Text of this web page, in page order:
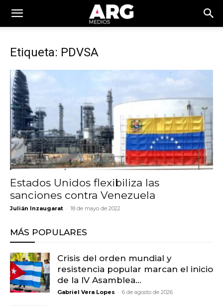
Etiqueta: PDVSA
Estados Unidos flexibiliza las
sanciones contra Venezuela
Julián Inzaugarat - 18 de mayo de 2022
MÁS POPULARES
Crisis del orden mundial y
resistencia popular marcan el inicio
de la IV Asamblea...
Gabriel Vera Lopes - 6 de agosto de 2026